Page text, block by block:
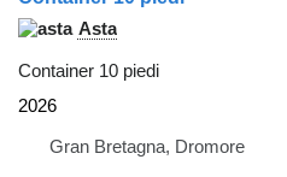
Asta
Container 10 piedi
2026
Gran Bretagna, Dromore